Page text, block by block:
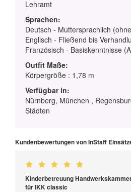
Lehramt
Sprachen:
Deutsch - Muttersprachlich
Englisch - Fließend bis
Französisch - Basiskenntnisse
Outfit Maße:
Körpergröße : 1,78 m
Verfügbar in:
Nürnberg, München ,
Städten
Kundenbewertungen von InStaff
Kinderbetreuung
für IKK classic